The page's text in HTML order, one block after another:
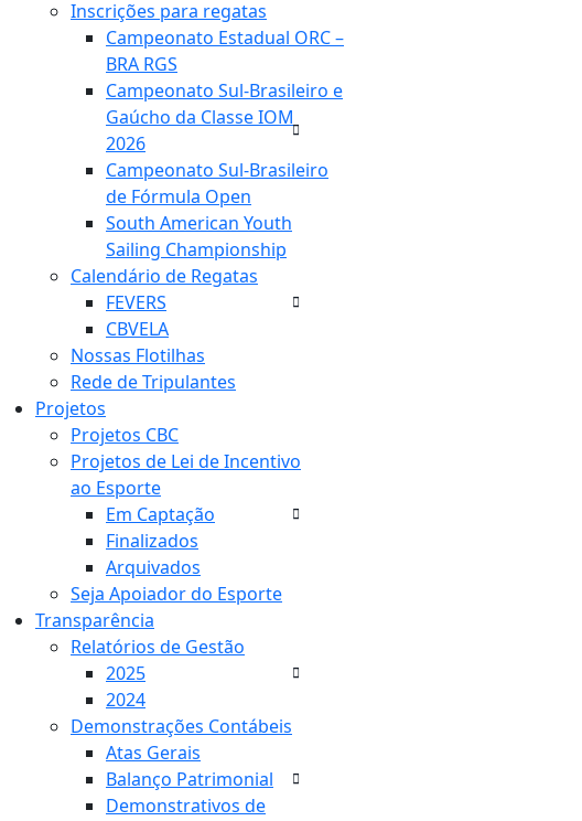
Inscrições para regatas
Campeonato Estadual ORC –
BRA RGS
Campeonato Sul-Brasileiro e
Gaúcho da Classe IOM
2026
Campeonato Sul-Brasileiro
de Fórmula Open
South American Youth
Sailing Championship
Calendário de Regatas
FEVERS
CBVELA
Nossas Flotilhas
Rede de Tripulantes
Projetos
Projetos CBC
Projetos de Lei de Incentivo
ao Esporte
Em Captação
Finalizados
Arquivados
Seja Apoiador do Esporte
Transparência
Relatórios de Gestão
2025
2024
Demonstrações Contábeis
Atas Gerais
Balanço Patrimonial
Demonstrativos de